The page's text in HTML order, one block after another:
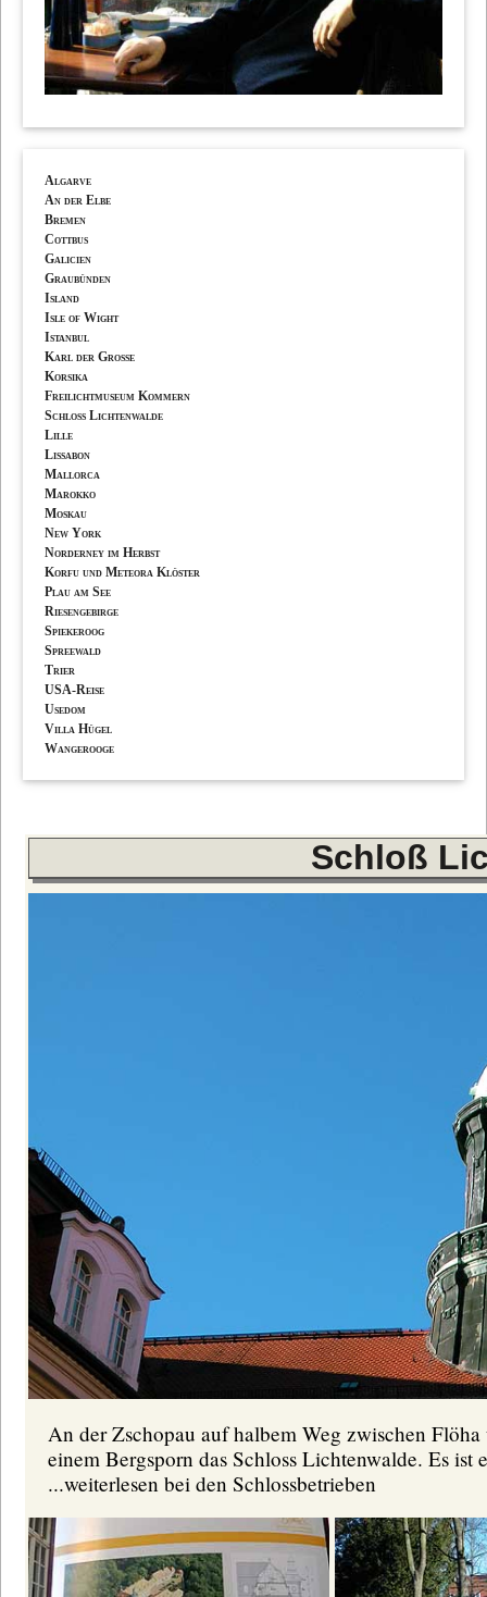
Algarve
An der Elbe
Bremen
Cottbus
Galicien
Graubünden
Island
Isle of Wight
Istanbul
Karl der Grosse
Korsika
Freilichtmuseum Kommern
Schloss Lichtenwalde
Lille
Lissabon
Mallorca
Marokko
Moskau
New York
Norderney im Herbst
Korfu und Meteora Klöster
Plau am See
Riesengebirge
Spiekeroog
Spreewald
Trier
USA-Reise
Usedom
Villa Hügel
Wangerooge
Schloß
An der Zschopau auf halbem Weg zwischen
einem Bergsporn das Schloss Lichtenwalde. Es
...weiterlesen bei den Schlossbetrieben